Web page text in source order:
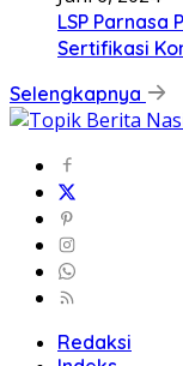
LSP Parnasa
Sertifikasi
Selengkapnya
Redaksi